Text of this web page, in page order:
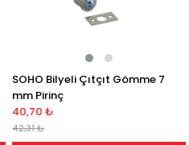
SOHO Bilyeli Çıtçıt Gömme 7
mm Pirinç
40,70 ₺
42,31 ₺